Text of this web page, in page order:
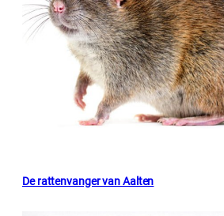
De rattenvanger van Aalten